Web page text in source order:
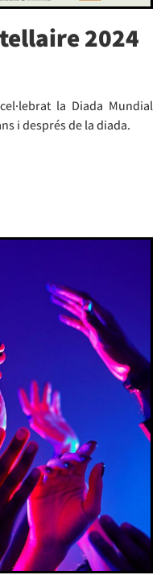
2024
la Diada Mundial
i després de la diada.